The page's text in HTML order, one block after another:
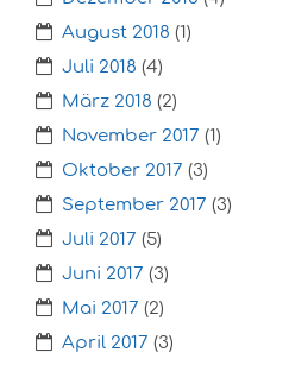
August 2018 (1)
Juli 2018 (4)
März 2018 (2)
November 2017 (1)
Oktober 2017 (3)
September 2017 (3)
Juli 2017 (5)
Juni 2017 (3)
Mai 2017 (2)
April 2017 (3)